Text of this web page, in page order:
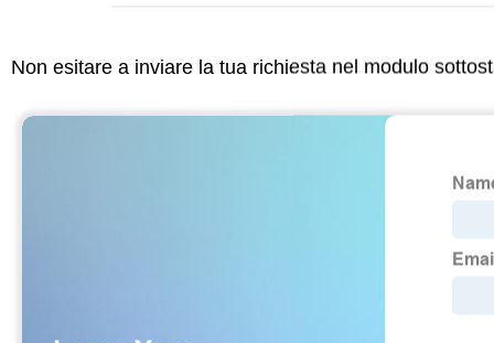
Non esitare a inviare la tua richiesta nel modulo